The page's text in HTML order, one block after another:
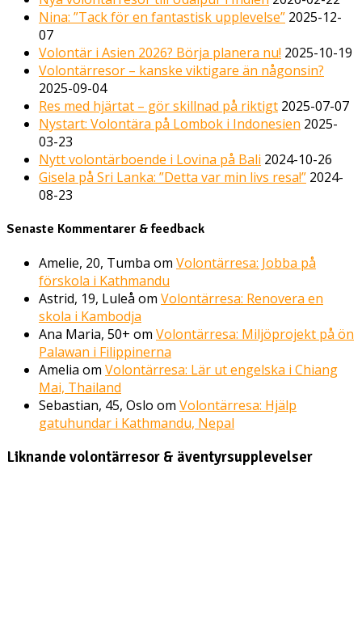
Nina: ”Tack för en fantastisk upplevelse” 2025-12-
07
Volontär i Asien 2026? Börja planera nu! 2025-10-19
Volontärresor – kanske viktigare än någonsin?
2025-09-04
Res med hjärtat – gör skillnad på riktigt 2025-07-07
Nystart: Volontära på Lombok i Indonesien 2025-
03-23
Nytt volontärboende i Lovina på Bali 2024-10-26
Gisela på Sri Lanka: ”Detta var min livs resa!” 2024-
08-23
Senaste Kommentarer & feedback
Amelie, 20, Tumba om Volontärresa: Jobba på
förskola i Kathmandu
Astrid, 19, Luleå om Volontärresa: Renovera en
skola i Kambodja
Ana Maria, 50+ om Volontärresa: Miljöprojekt på ön
Palawan i Filippinerna
Amelia om Volontärresa: Lär ut engelska i Chiang
Mai, Thailand
Sebastian, 45, Oslo om Volontärresa: Hjälp
gatuhundar i Kathmandu, Nepal
Liknande volontärresor & äventyrsupplevelser